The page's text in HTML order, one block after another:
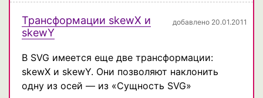
Трансформации skewX и
skewY
добавлено 20.01.2011
В SVG имеется еще две трансформации:
skewX и skewY. Они позволяют наклонить
одну из осей — из «Сущность SVG»